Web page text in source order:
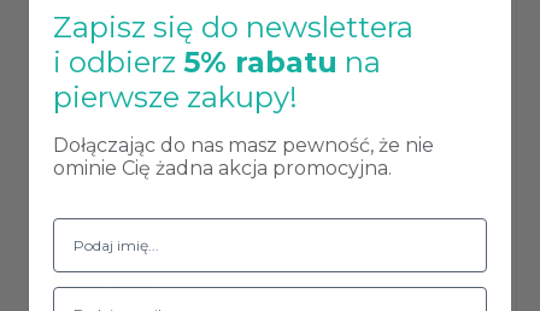
Wysokość do podłokietnika: 58 cm,
Głębokość: 60 cm,
Głębokość siedziska: 41 cm,
Szerokość: 73 cm,
Wysokość oparcia: 34 cm,
Waga: 12 kg,
Zapisz się do newslettera
i odbierz 5% rabatu na
pierwsze zakupy!
Dołączając do nas masz pewność, że nie
ominie Cię żadna akcja promocyjna.